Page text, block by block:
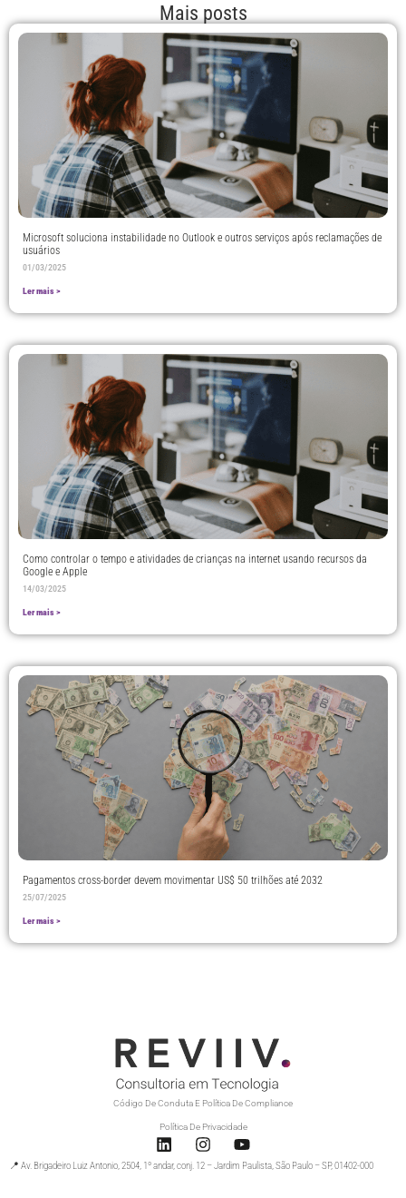
Mais posts
Microsoft soluciona instabilidade no Outlook e outros serviços após reclamações de
usuários
01/03/2025
Ler mais >
Como controlar o tempo e atividades de crianças na internet usando recursos da
Google e Apple
14/03/2025
Ler mais >
Pagamentos cross-border devem movimentar US$ 50 trilhões até 2032
25/07/2025
Ler mais >
Código De Conduta E Política De Compliance
Política De Privacidade
📍 Av. Brigadeiro Luiz Antonio, 2504, 1º andar, conj. 12 – Jardim Paulista, São Paulo – SP, 01402-000